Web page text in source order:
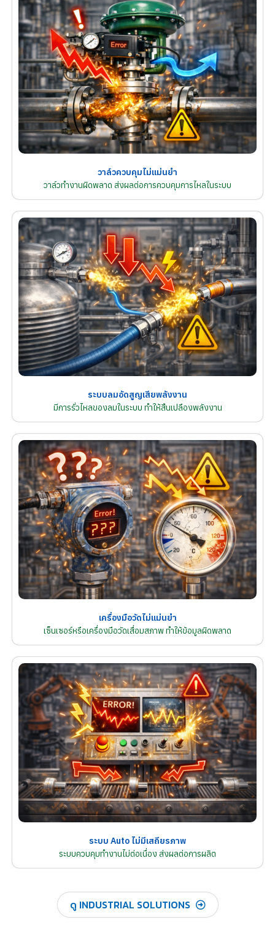
วาล์วควบคุมไม่แม่นยำ
วาล์วทำงานผิดพลาด ส่งผลต่อการควบคุมการไหลในระบบ
ระบบลมอัดสูญเสียพลังงาน
มีการรั่วไหลของลมในระบบ ทำให้สิ้นเปลืองพลังงาน
เครื่องมือวัดไม่แม่นยำ
เซ็นเซอร์หรือเครื่องมือวัดเสื่อมสภาพ ทำให้ข้อมูลผิดพลาด
ระบบ Auto ไม่มีเสถียรภาพ
ระบบควบคุมทำงานไม่ต่อเนื่อง ส่งผลต่อการผลิต
ดู INDUSTRIAL SOLUTIONS